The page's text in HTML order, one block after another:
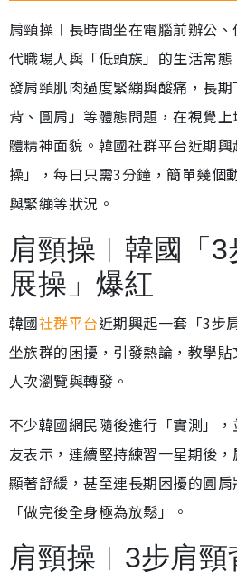
肩頸操︱長時間坐在電腦前辦公
代職場人與「低頭族」的生活常
發肩頸肌肉過度緊繃與酸痛，長
背、圓肩」等體態問題，在視覺
體精神面貌。韓國社群平台近期
操」，每日只需3分鐘，簡單幾個
與緊繃等狀況。
肩頸操︱韓國「
展操」爆紅
韓國社群平台近期興起一套「3步
坐族群的困擾，引發熱論，教學
人次瀏覽與轉發。
不少韓國網民隨後進行「實測」
友表示，連續堅持練習一星期後
顯著舒緩，甚至連長期困擾的圓
「做完後全身極為放鬆」。
肩頸操︱3步肩